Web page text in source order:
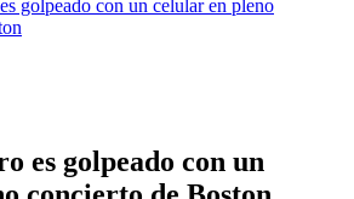
golpeado con un celular en pleno
es golpeado con un